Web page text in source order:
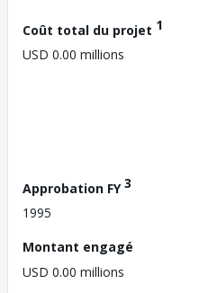
Coût total du projet 1
USD 0.00 millions
Approbation FY3
1995
Montant engagé
USD 0.00 millions